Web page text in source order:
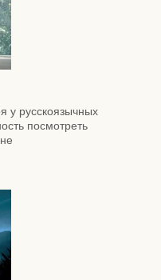
у русскоязычных
посмотреть